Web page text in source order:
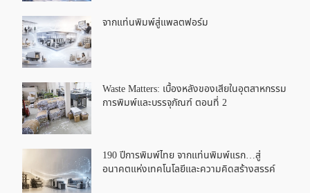
จากแท่นพิมพ์สู่แพลตฟอร์ม
Waste Matters: เบื้องหลังของเสียในอุตสาหกรรม
การพิมพ์และบรรจุภัณฑ์ ตอนที่ 2
190 ปีการพิมพ์ไทย จากแท่นพิมพ์แรก…สู่
อนาคตแห่งเทคโนโลยีและความคิดสร้างสรรค์